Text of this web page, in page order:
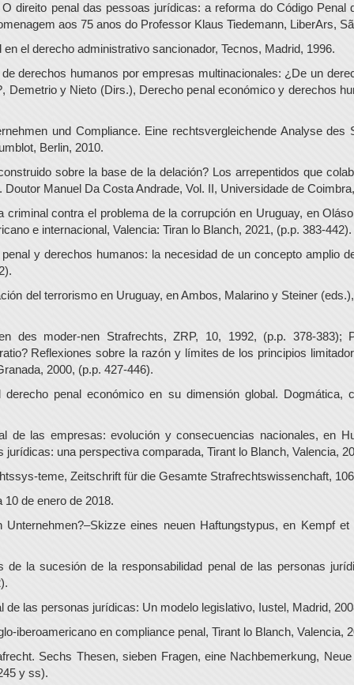
direito penal das pessoas jurídicas: a reforma do Código Penal
aos 75 anos do Professor Klaus Tiedemann, LiberArs,
el derecho administrativo sancionador, Tecnos, Madrid, 1996.
derechos humanos por empresas multinacionales: ¿De un
Demetrio y Nieto (Dirs.), Derecho penal económico y derechos
und Compliance. Eine rechtsvergleichende Analyse des
Berlin, 2010.
sobre la base de la delación? Los arrepentidos que
Manuel Da Costa Andrade, Vol. II, Universidade de
criminal contra el problema de la corrupción en Uruguay, en
e internacional, Valencia: Tiran lo Blanch, 2021, (p.p. 383-442).
y derechos humanos: la necesidad de un concepto amplio
del terrorismo en Uruguay, en Ambos, Malarino y Steiner
des moder-nen Strafrechts, ZRP, 10, 1992, (p.p. 378-383);
Reflexiones sobre la razón y límites de los principios
2000, (p.p. 427-446).
penal económico en su dimensión global. Dogmática,
de las empresas: evolución y consecuencias nacionales, en
una perspectiva comparada, Tirant lo Blanch, Valencia,
teme, Zeitschrift für die Gesamte Strafrechtswissenchaft,
10 de enero de 2018.
Unternehmen?–Skizze eines neuen Haftungstypus, en Kempf
de la sucesión de la responsabilidad penal de las personas
de las personas jurídicas: Un modelo legislativo, Iustel, Madrid,
iberoamericano en compliance penal, Tirant lo Blanch, Valencia,
Sechs Thesen, sieben Fragen, eine Nachbemerkung,
y ss).